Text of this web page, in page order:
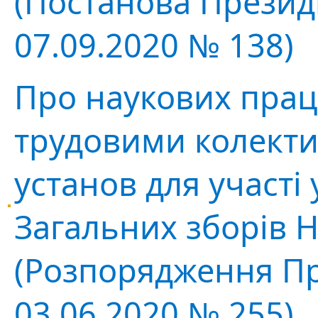
07.09.2020 № 138)
Про наукових
трудовими
установ для участі
Загальних зборів
(Розпорядження